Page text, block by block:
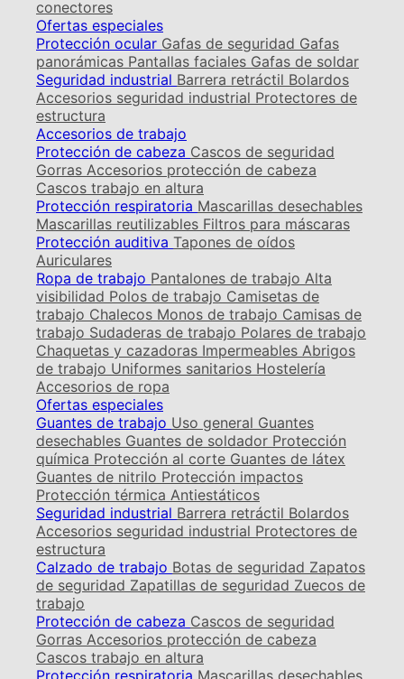
conectores
Ofertas especiales
Protección ocular Gafas de seguridad Gafas
panorámicas Pantallas faciales Gafas de soldar
Seguridad industrial Barrera retráctil Bolardos
Accesorios seguridad industrial Protectores de
estructura
Accesorios de trabajo
Protección de cabeza Cascos de seguridad
Gorras Accesorios protección de cabeza
Cascos trabajo en altura
Protección respiratoria Mascarillas desechables
Mascarillas reutilizables Filtros para máscaras
Protección auditiva Tapones de oídos
Auriculares
Ropa de trabajo Pantalones de trabajo Alta
visibilidad Polos de trabajo Camisetas de
trabajo Chalecos Monos de trabajo Camisas de
trabajo Sudaderas de trabajo Polares de trabajo
Chaquetas y cazadoras Impermeables Abrigos
de trabajo Uniformes sanitarios Hostelería
Accesorios de ropa
Ofertas especiales
Guantes de trabajo Uso general Guantes
desechables Guantes de soldador Protección
química Protección al corte Guantes de látex
Guantes de nitrilo Protección impactos
Protección térmica Antiestáticos
Seguridad industrial Barrera retráctil Bolardos
Accesorios seguridad industrial Protectores de
estructura
Calzado de trabajo Botas de seguridad Zapatos
de seguridad Zapatillas de seguridad Zuecos de
trabajo
Protección de cabeza Cascos de seguridad
Gorras Accesorios protección de cabeza
Cascos trabajo en altura
Protección respiratoria Mascarillas desechables